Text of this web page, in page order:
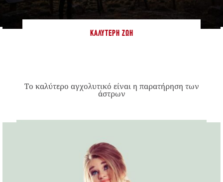
ΚΑΛΎΤΕΡΗ ΖΩΉ
Το καλύτερο αγχολυτικό είναι η παρατήρηση των
άστρων